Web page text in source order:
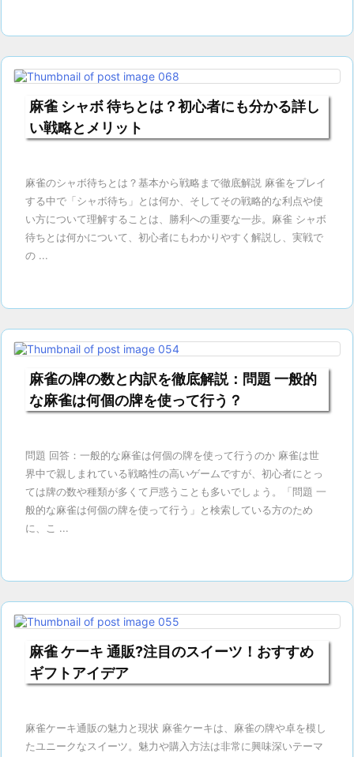
麻雀 シャボ 待ちとは？初心者にも分かる詳し
い戦略とメリット
麻雀のシャボ待ちとは？基本から戦略まで徹底解説 麻雀をプレイ
する中で「シャボ待ち」とは何か、そしてその戦略的な利点や使
い方について理解することは、勝利への重要な一歩。麻雀 シャボ
待ちとは何かについて、初心者にもわかりやすく解説し、実戦で
の ...
麻雀の牌の数と内訳を徹底解説：問題 一般的
な麻雀は何個の牌を使って行う？
問題 回答：一般的な麻雀は何個の牌を使って行うのか 麻雀は世
界中で親しまれている戦略性の高いゲームですが、初心者にとっ
ては牌の数や種類が多くて戸惑うことも多いでしょう。「問題 一
般的な麻雀は何個の牌を使って行う」と検索している方のため
に、こ ...
麻雀 ケーキ 通販?注目のスイーツ！おすすめ
ギフトアイデア
麻雀ケーキ通販の魅力と現状 麻雀ケーキは、麻雀の牌や卓を模し
たユニークなスイーツ。魅力や購入方法は非常に興味深いテーマ